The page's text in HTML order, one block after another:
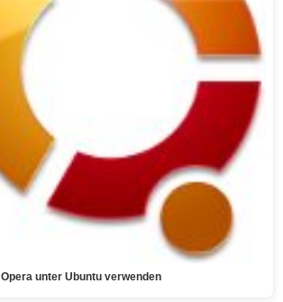
Opera unter Ubuntu verwenden